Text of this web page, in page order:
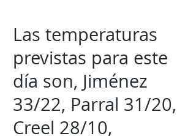
Las temperaturas
previstas para este
día son, Jiménez
33/22, Parral 31/20,
Creel 28/10,